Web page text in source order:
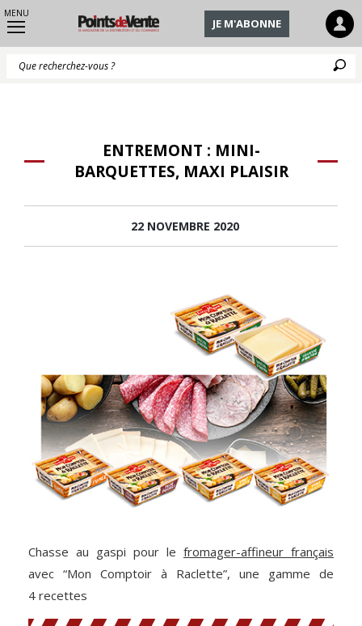
MENU
JE M'ABONNE
ENTREMONT : MINI-
BARQUETTES, MAXI PLAISIR
22 NOVEMBRE 2020
Chasse au gaspi pour le fromager-affineur français
avec “Mon Comptoir à Raclette”, une gamme de
4 recettes